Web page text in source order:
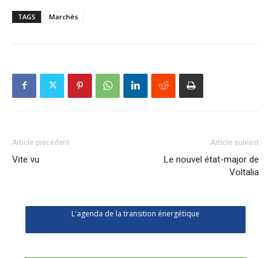
TAGS Marchés
Article précédent
Vite vu
Article suivant
Le nouvel état-major de
Voltalia
L'agenda de la transition énergétique